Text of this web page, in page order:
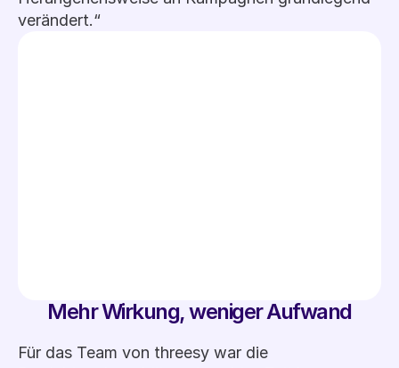
verändert.“
Sebastian Pürstinger
Mehr Wirkung, weniger Aufwand
Für das Team von threesy war die